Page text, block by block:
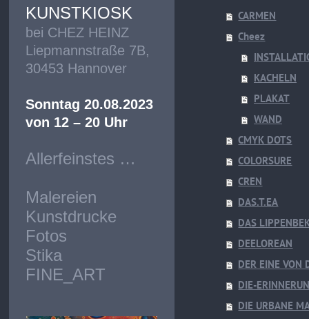
KUNSTKIOSK
bei CHEZ HEINZ
Liepmannstraße 7B,
30453 Hannover
Sonntag 20.08.2023
von 12 – 20 Uhr
Allerfeinstes …
Malereien
Kunstdrucke
Fotos
Stika
FINE_ART
CARMEN
Cheez
KACHELN
PLAKAT
WAND
CMYK DOTS
COLORSURE
CREN
DAS.T.EA
DAS
DEELOREAN
DER EINE VON
DIE-
DIE URBANE